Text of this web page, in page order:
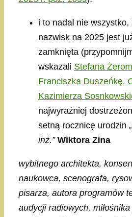
i to nadal nie
nazwisk na 2025 jest
zamknięta
wskazali Stefana
Franciszka Duszeńkę,
Kazimierza
najwyraźniej
setną rocznicę urodzin
inż.” Wiktora Zina
wybitnego architekta,
naukowca, scenografa,
pisarza, autora programów
audycji radiowych,